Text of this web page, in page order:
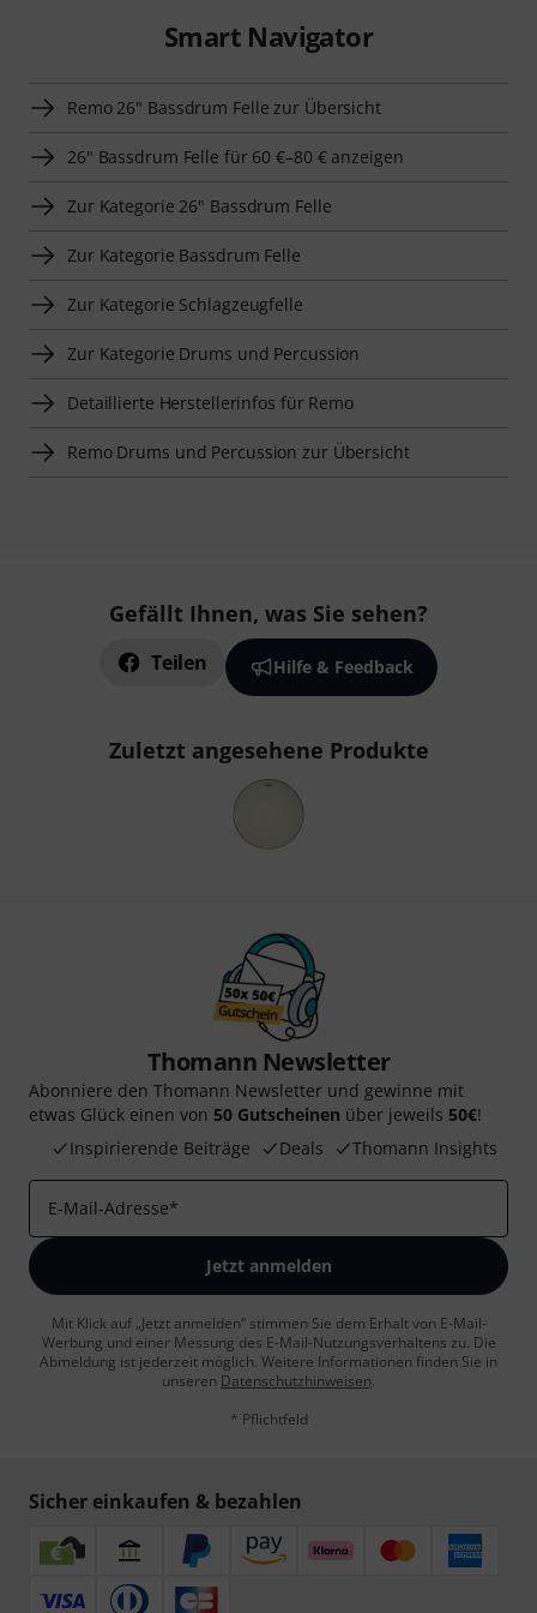
Smart Navigator
Remo 26" Bassdrum Felle zur Übersicht
26" Bassdrum Felle für 60 €–80 € anzeigen
Zur Kategorie 26" Bassdrum Felle
Zur Kategorie Bassdrum Felle
Zur Kategorie Schlagzeugfelle
Zur Kategorie Drums und Percussion
Detaillierte Herstellerinfos für Remo
Remo Drums und Percussion zur Übersicht
Gefällt Ihnen, was Sie sehen?
Teilen Hilfe & Feedback
Zuletzt angesehene Produkte
Thomann Newsletter
Abonniere den Thomann Newsletter und gewinne mit
etwas Glück einen von 50 Gutscheinen über jeweils 50€!
Inspirierende Beiträge
Deals Thomann Insights
E-Mail-Adresse*
Jetzt anmelden
Mit Klick auf „Jetzt anmelden“ stimmen Sie dem Erhalt von E-Mail-
Werbung und einer Messung des E-Mail-Nutzungsverhaltens zu. Die
Abmeldung ist jederzeit möglich. Weitere Informationen finden Sie in
unseren Datenschutzhinweisen.
* Pflichtfeld
Sicher einkaufen & bezahlen